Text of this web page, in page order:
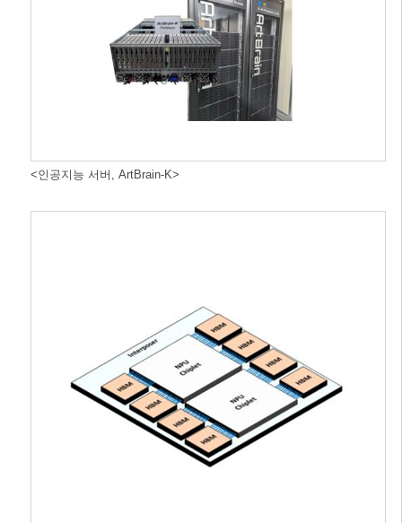
<인공지능 서버, ArtBrain-K>